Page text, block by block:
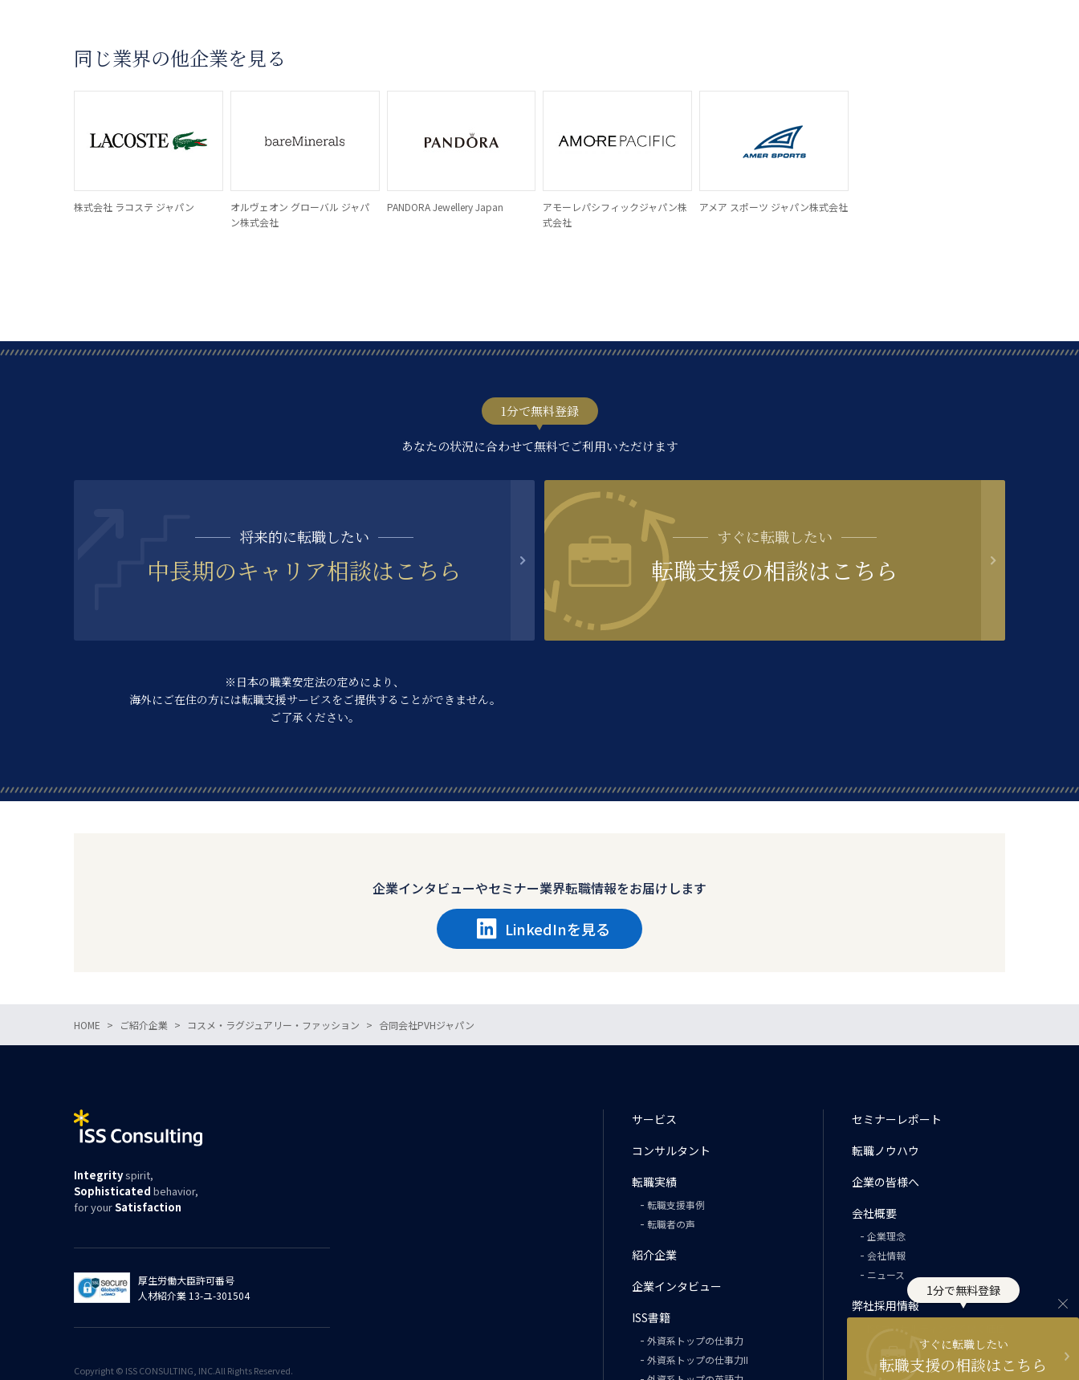
同じ業界の他企業を見る
株式会社 ラコステ ジャパン
オルヴェオン グローバル ジャパ
ン株式会社
PANDORA Jewellery Japan
アモーレパシフィックジャパン株
式会社
アメア スポーツ ジャパン株式会社
1分で無料登録
あなたの状況に合わせて無料でご利用いただけます
将来的に転職したい
中長期のキャリア相談はこちら
すぐに転職したい
転職支援の相談はこちら
※日本の職業安定法の定めにより、
海外にご在住の方には転職支援サービスをご提供することができません。
ご了承ください。
企業インタビューやセミナー業界転職情報をお届けします
LinkedInを見る
HOME ご紹介企業 コスメ・ラグジュアリー・ファッション 合同会社PVHジャパン
Integrityspirit,
Sophisticated behavior,
for yourSatisfaction
厚生労働大臣許可番号
人材紹介業 13-ユ-301504
Copyright © ISS CONSULTING, INC.All Rights Reserved.
サービス
コンサルタント
転職実績
転職支援事例
転職者の声
紹介企業
企業インタビュー
ISS書籍
外資系トップの仕事力
外資系トップの仕事力II
セミナーレポート
転職ノウハウ
企業の皆様へ
会社概要
企業理念
会社情報
ニュース
弊社採用情報
メンバー紹介
募集要項
1分で無料登録
すぐに転職したい
転職支援の相談はこちら